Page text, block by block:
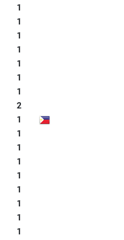
1
1
1
1
1
1
1
2
1
1
1
1
1
1
1
1
1